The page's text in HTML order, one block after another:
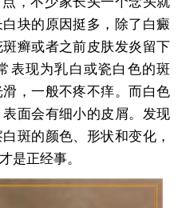
块的原因挺多，除了白癜
癣或者之前皮肤发炎留下
表现为乳白或瓷白色的斑
，一般不疼不痒。而白色
面会有细小的皮屑。发现
斑的颜色、形状和变化，
是正经事。